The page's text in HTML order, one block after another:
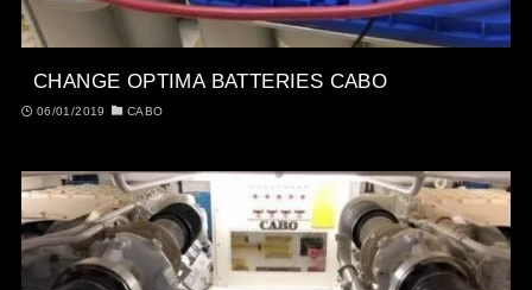
CHANGE OPTIMA BATTERIES CABO
06/01/2019 CABO